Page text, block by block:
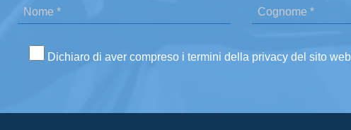
Dichiaro di aver compreso i termini della privacy del sito